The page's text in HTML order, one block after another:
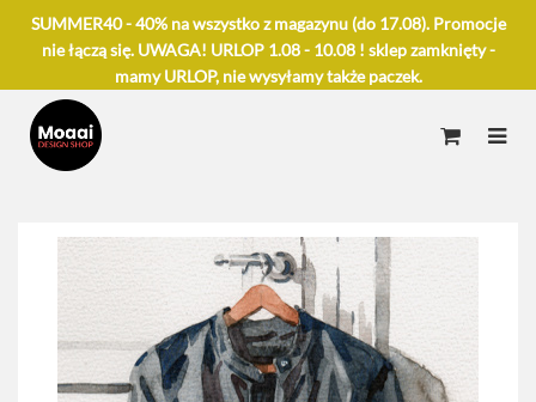
SUMMER40 - 40% na wszystko z magazynu (do 17.08). Promocje
nie łączą się. UWAGA! URLOP 1.08 - 10.08 ! sklep zamknięty -
mamy URLOP, nie wysyłamy także paczek.